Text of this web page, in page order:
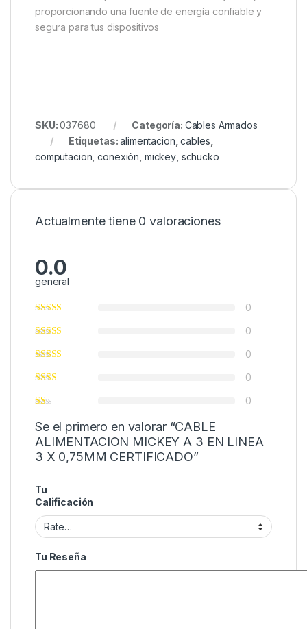
proporcionando una fuente de energía confiable y
segura para tus dispositivos
SKU:037680 Categoría: Cables Armados
Etiquetas:alimentacion ,cables
computacion ,conexión mickey schucko
Actualmente tiene 0 valoraciones
0.0
general
0
0
0
0
0
Se el primero en valorar “CABLE
ALIMENTACION MICKEY A 3 EN LINEA
3 X 0,75MM CERTIFICADO”
Tu
Calificación
Tu Reseña